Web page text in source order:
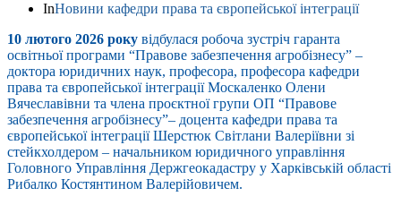
InНовини кафедри права та європейської інтеграції
10 лютого 2026 року відбулася робоча зустріч гаранта
освітньої програми “Правове забезпечення агробізнесу” –
доктора юридичних наук, професора, професора кафедри
права та європейської інтеграції Москаленко Олени
Вячеславівни та члена проєктної групи ОП “Правове
забезпечення агробізнесу”– доцента кафедри права та
європейської інтеграції Шерстюк Світлани Валеріївни зі
стейкхолдером – начальником юридичного управління
Головного Управління Держгеокадастру у Харківській області
Рибалко Костянтином Валерійовичем.